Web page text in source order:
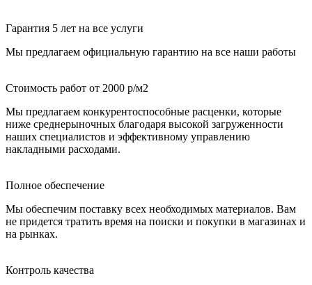
Гарантия 5 лет на все услуги
Мы предлагаем официальную гарантию на все наши работы
Стоимость работ от 2000 р/м2
Мы предлагаем конкурентоспособные расценки, которые
ниже среднерыночных благодаря высокой загруженности
наших специалистов и эффективному управлению
накладными расходами.
Полное обеспечение
Мы обеспечим поставку всех необходимых материалов. Вам
не придется тратить время на поиски и покупки в магазинах и
на рынках.
Контроль качества